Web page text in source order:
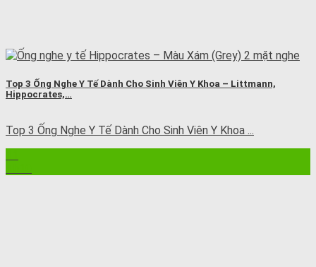
Top 3 Ống Nghe Y Tế Dành Cho Sinh Viên Y Khoa – Littmann,
Hippocrates,…
Top 3 Ống Nghe Y Tế Dành Cho Sinh Viên Y Khoa ...